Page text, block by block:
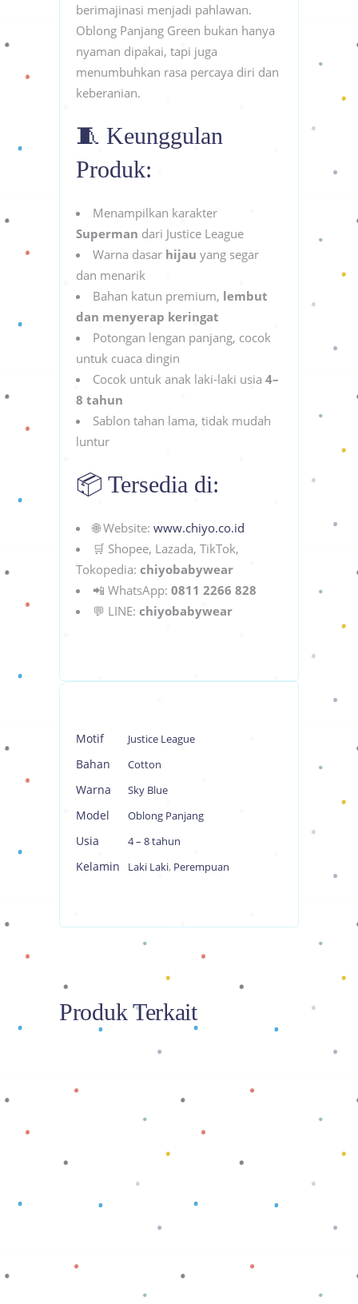
berimajinasi menjadi pahlawan.
Oblong Panjang Green bukan hanya
nyaman dipakai, tapi juga
menumbuhkan rasa percaya diri dan
keberanian.
🧵 Keunggulan
Produk:
Menampilkan karakter
Superman dari Justice League
Warna dasar hijau yang segar
dan menarik
Bahan katun premium, lembut
dan menyerap keringat
Potongan lengan panjang, cocok
untuk cuaca dingin
Cocok untuk anak laki-laki usia 4–
8 tahun
Sablon tahan lama, tidak mudah
luntur
📦 Tersedia di:
🌐 Website: www.chiyo.co.id
🛒 Shopee, Lazada, TikTok,
Tokopedia: chiyobabywear
📲 WhatsApp: 0811 2266 828
💬 LINE: chiyobabywear
Motif Justice League
Bahan Cotton
Warna Sky Blue
Model Oblong Panjang
Usia 4 – 8 tahun
Kelamin Laki Laki, Perempuan
Produk Terkait